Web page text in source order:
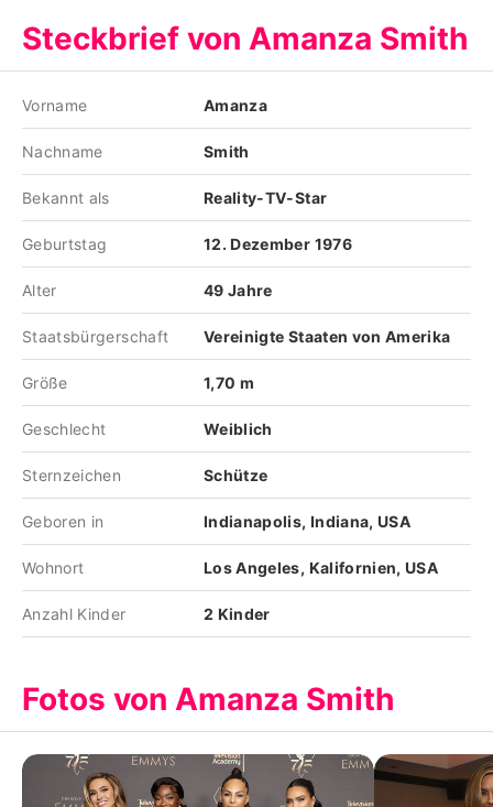
Nutzungsbedingungen
Utiq verwalten
Steckbrief von Amanza Smith
Vorname Amanza
Nachname Smith
Bekannt als Reality-TV-Star
Geburtstag 12. Dezember 1976
Alter 49 Jahre
Staatsbürgerschaft Vereinigte Staaten von Amerika
Größe 1,70 m
Geschlecht Weiblich
Sternzeichen Schütze
Geboren in Indianapolis, Indiana, USA
Wohnort Los Angeles, Kalifornien, USA
Anzahl Kinder 2 Kinder
Fotos von Amanza Smith